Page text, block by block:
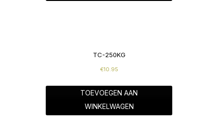
TC-250KG
€10.95
TOEVOEGEN AAN
WINKELWAGEN